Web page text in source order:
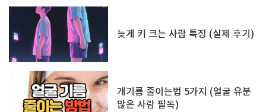
늦게 키 크는 사람 특징 (실제 후기)
개기름 줄이는법 5가지 (얼굴 유분
많은 사람 필독)